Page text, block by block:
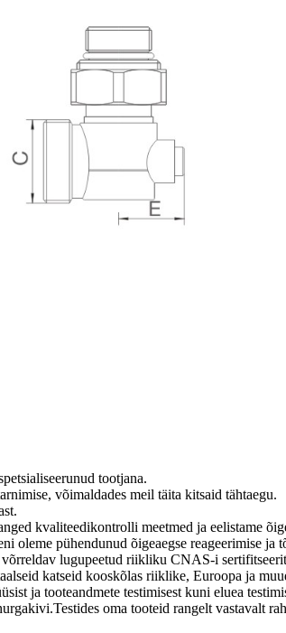
tootjana.
võimaldades meil täita kitsaid tähtaegu.
kvaliteedikontrolli meetmed ja eelistame
oleme pühendunud õigeaegse reageerimise ja
lugupeetud riikliku CNAS-i
katseid kooskõlas riiklike, Euroopa ja
ja tooteandmete testimisest kuni eluea
oma tooteid rangelt vastavalt